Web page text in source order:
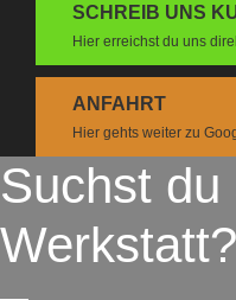
SCHREIB UNS
Hier erreichst du uns
ANFAHRT
Hier gehts weiter zu
Suchst
Werkstatt?